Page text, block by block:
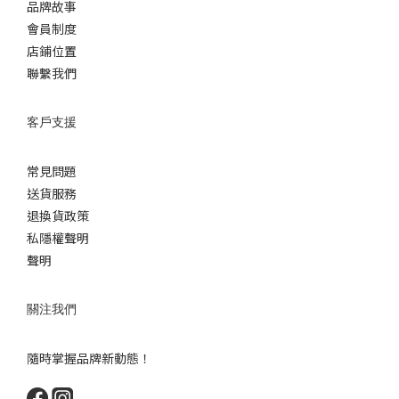
品牌故事
會員制度
店鋪位置
聯繫我們
客戶支援
常見問題
送貨服務
退換貨政策
私隱權聲明
聲明
關注我們
隨時掌握品牌新動態！